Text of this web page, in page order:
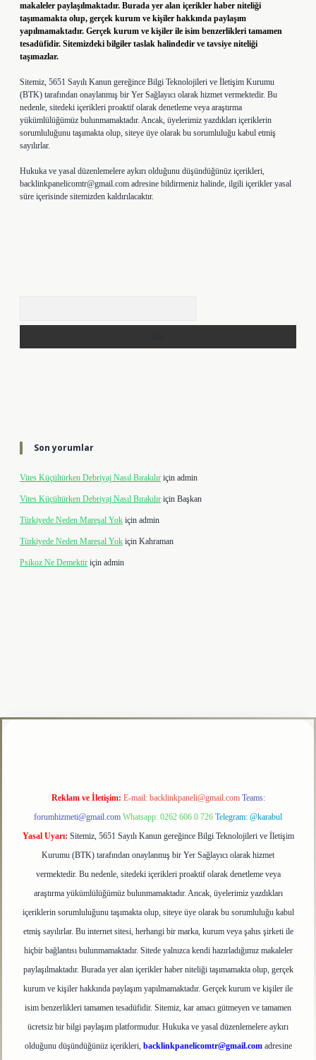
makaleler paylaşılmaktadır. Burada yer alan içerikler haber niteliği
taşımamakta olup, gerçek kurum ve kişiler hakkında paylaşım
yapılmamaktadır. Gerçek kurum ve kişiler ile isim benzerlikleri tamamen
tesadüfidir. Sitemizdeki bilgiler taslak halindedir ve tavsiye niteliği
taşımazlar.
Sitemiz, 5651 Sayılı Kanun gereğince Bilgi Teknolojileri ve İletişim Kurumu
(BTK) tarafından onaylanmış bir Yer Sağlayıcı olarak hizmet vermektedir. Bu
nedenle, sitedeki içerikleri proaktif olarak denetleme veya araştırma
yükümlülüğümüz bulunmamaktadır. Ancak, üyelerimiz yazdıkları içeriklerin
sorumluluğunu taşımakta olup, siteye üye olarak bu sorumluluğu kabul etmiş
sayılırlar.
Hukuka ve yasal düzenlemelere aykırı olduğunu düşündüğünüz içerikleri,
backlinkpanelicomtr@gmail.com adresine bildirmeniz halinde, ilgili içerikler yasal
süre içerisinde sitemizden kaldırılacaktır.
Son yorumlar
Vites Küçültürken Debriyaj Nasıl Bırakılır için admin
Vites Küçültürken Debriyaj Nasıl Bırakılır için Başkan
Türkiyede Neden Mareşal Yok için admin
Türkiyede Neden Mareşal Yok için Kahraman
Psikoz Ne Demektir için admin
Reklam ve İletişim: E-mail: backlinkpaneli@gmail.com Teams:
forumhizmeti@gmail.com Whatsapp: 0262 606 0 726 Telegram: @karabul
Yasal Uyarı: Sitemiz, 5651 Sayılı Kanun gereğince Bilgi Teknolojileri ve İletişim
Kurumu (BTK) tarafından onaylanmış bir Yer Sağlayıcı olarak hizmet
vermektedir. Bu nedenle, sitedeki içerikleri proaktif olarak denetleme veya
araştırma yükümlülüğümüz bulunmamaktadır. Ancak, üyelerimiz yazdıkları
içeriklerin sorumluluğunu taşımakta olup, siteye üye olarak bu sorumluluğu kabul
etmiş sayılırlar. Bu internet sitesi, herhangi bir marka, kurum veya şahıs şirketi ile
hiçbir bağlantısı bulunmamaktadır. Sitede yalnızca kendi hazırladığımız makaleler
paylaşılmaktadır. Burada yer alan içerikler haber niteliği taşımamakta olup, gerçek
kurum ve kişiler hakkında paylaşım yapılmamaktadır. Gerçek kurum ve kişiler ile
isim benzerlikleri tamamen tesadüfidir. Sitemiz, kar amacı gütmeyen ve tamamen
ücretsiz bir bilgi paylaşım platformudur. Hukuka ve yasal düzenlemelere aykırı
olduğunu düşündüğünüz içerikleri, backlinkpanelicomtr@gmail.comadresine